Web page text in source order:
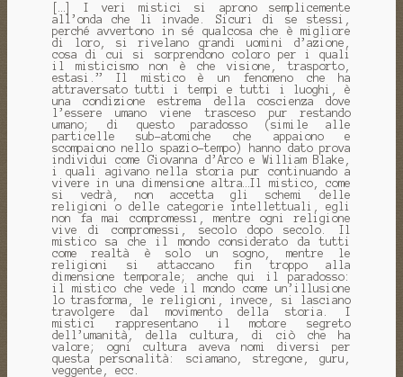
[…] I veri mistici si aprono semplicemente
all’onda che li invade. Sicuri di se stessi,
perché avvertono in sé qualcosa che è migliore
di loro, si rivelano grandi uomini d’azione,
cosa di cui si sorprendono coloro per i quali
il misticismo non è che visione, trasporto,
estasi.” Il mistico è un fenomeno che ha
attraversato tutti i tempi e tutti i luoghi, è
una condizione estrema della coscienza dove
l’essere umano viene trasceso pur restando
umano; di questo paradosso (simile alle
particelle sub-atomiche che appaiono e
scompaiono nello spazio-tempo) hanno dato prova
individui come Giovanna d’Arco e William Blake,
i quali agivano nella storia pur continuando a
vivere in una dimensione altra…Il mistico, come
si vedrà, non accetta gli schemi delle
religioni o delle categorie intellettuali, egli
non fa mai compromessi, mentre ogni religione
vive di compromessi, secolo dopo secolo. Il
mistico sa che il mondo considerato da tutti
come realtà è solo un sogno, mentre le
religioni si attaccano fin troppo alla
dimensione temporale; anche qui il paradosso:
il mistico che vede il mondo come un’illusione
lo trasforma, le religioni, invece, si lasciano
travolgere dal movimento della storia. I
mistici rappresentano il motore segreto
dell’umanità, della cultura, di ciò che ha
valore; ogni cultura aveva nomi diversi per
questa personalità: sciamano, stregone, guru,
veggente, ecc.